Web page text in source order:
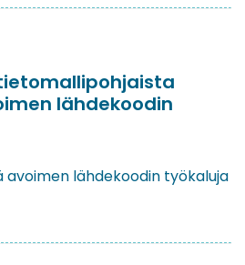
lähdekoodin
lähdekoodin työkaluja